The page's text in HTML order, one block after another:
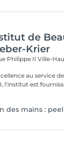
de
Krier
Philippe IIVille-
au service de la beauté! Situé en
l'institut est
des mains :